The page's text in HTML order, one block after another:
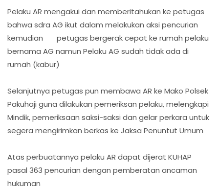
Pelaku AR mengakui dan memberitahukan ke petugas
bahwa sdra AG ikut dalam melakukan aksi pencurian
kemudian petugas bergerak cepat ke rumah pelaku
bernama AG namun Pelaku AG sudah tidak ada di
rumah (kabur)
Selanjutnya petugas pun membawa AR ke Mako Polsek
Pakuhaji guna dilakukan pemeriksan pelaku, melengkapi
Mindik, pemeriksaan saksi-saksi dan gelar perkara untuk
segera mengirimkan berkas ke Jaksa Penuntut Umum
Atas perbuatannya pelaku AR dapat dijerat KUHAP
pasal 363 pencurian dengan pemberatan ancaman
hukuman